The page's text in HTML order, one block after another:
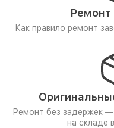
Ремонт
Как правило ремонт
Ремонт без задержек
на складе